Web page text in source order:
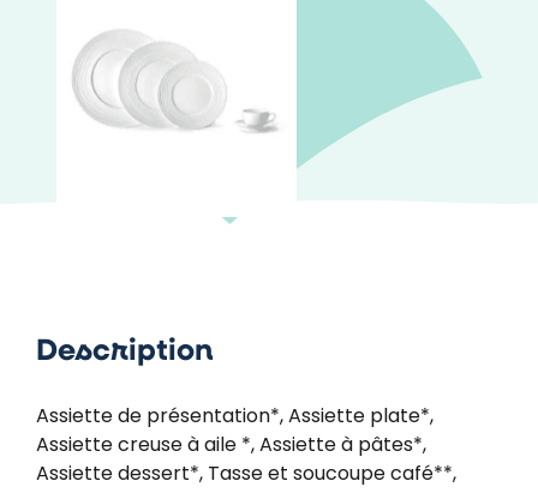
Description
Assiette de présentation*, Assiette plate*,
Assiette creuse à aile *, Assiette à pâtes*,
Assiette dessert*, Tasse et soucoupe café**,